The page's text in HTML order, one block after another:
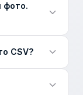
фото.
строку
CSV?
в Excel